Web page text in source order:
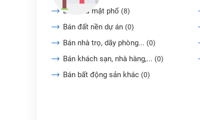
Bán nhà mặt phố (8)
Bán đất nền dự án (0)
Bán nhà trọ, dãy phòng... (0)
Bán khách sạn, nhà hàng,... (0)
Bán bất động sản khác (0)